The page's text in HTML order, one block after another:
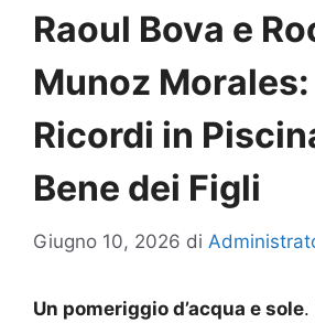
Raoul Bova e
Munoz
Ricordi in
Bene dei Figli
Giugno 10, 2026 di
Un pomeriggio d’acqua e sole.